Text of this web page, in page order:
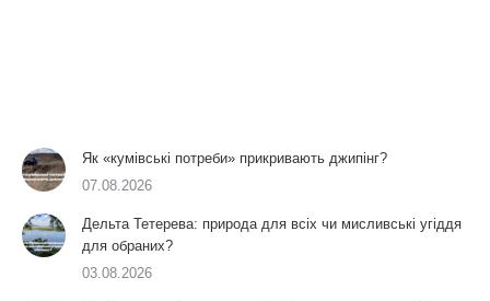
Як «кумівські потреби» прикривають джипінг?
07.08.2026
Дельта Тетерева: природа для всіх чи мисливські угіддя
для обраних?
03.08.2026